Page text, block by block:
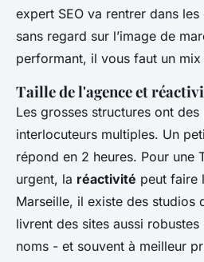
expert SEO va rentrer dans
sans regard sur l’image de
performant, il vous faut un mix
Taille de l'agence et
Les grosses structures ont
interlocuteurs multiples. Un
répond en 2 heures. Pour une
urgent, la réactivité peut faire
Marseille, il existe des studios
livrent des sites aussi
noms - et souvent à meilleur